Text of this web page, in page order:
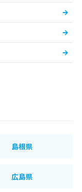
島根県
広島県